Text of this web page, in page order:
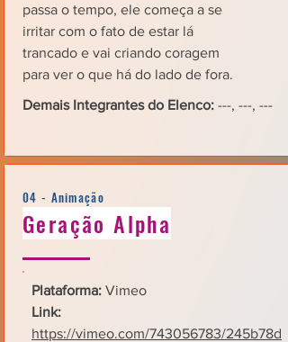
passa o tempo, ele começa a se
irritar com o fato de estar lá
trancado e vai criando coragem
para ver o que há do lado de fora.
Demais Integrantes do Elenco: ---, ---, ---
04 - Animação
Geração Alpha
Plataforma: Vimeo
Link:
https://vimeo.com/743056783/245b78d